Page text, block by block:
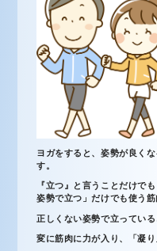
ヨガをすると、姿勢が良く
す。
『立つ』と言うことだけで
姿勢で立つ」だけでも使う筋
正しくない姿勢で立ってい
変に筋肉に力が入り、「凝り